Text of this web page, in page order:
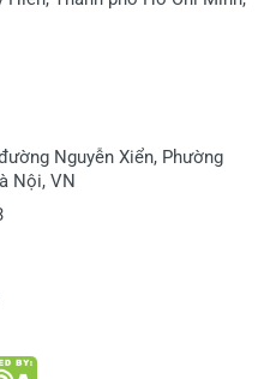
Nguyễn Xiển, Phường
Nội, VN